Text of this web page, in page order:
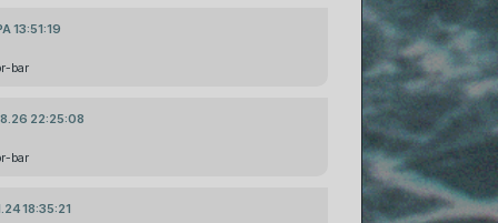
13:51:19
bar
22:25:08
bar
18:35:21